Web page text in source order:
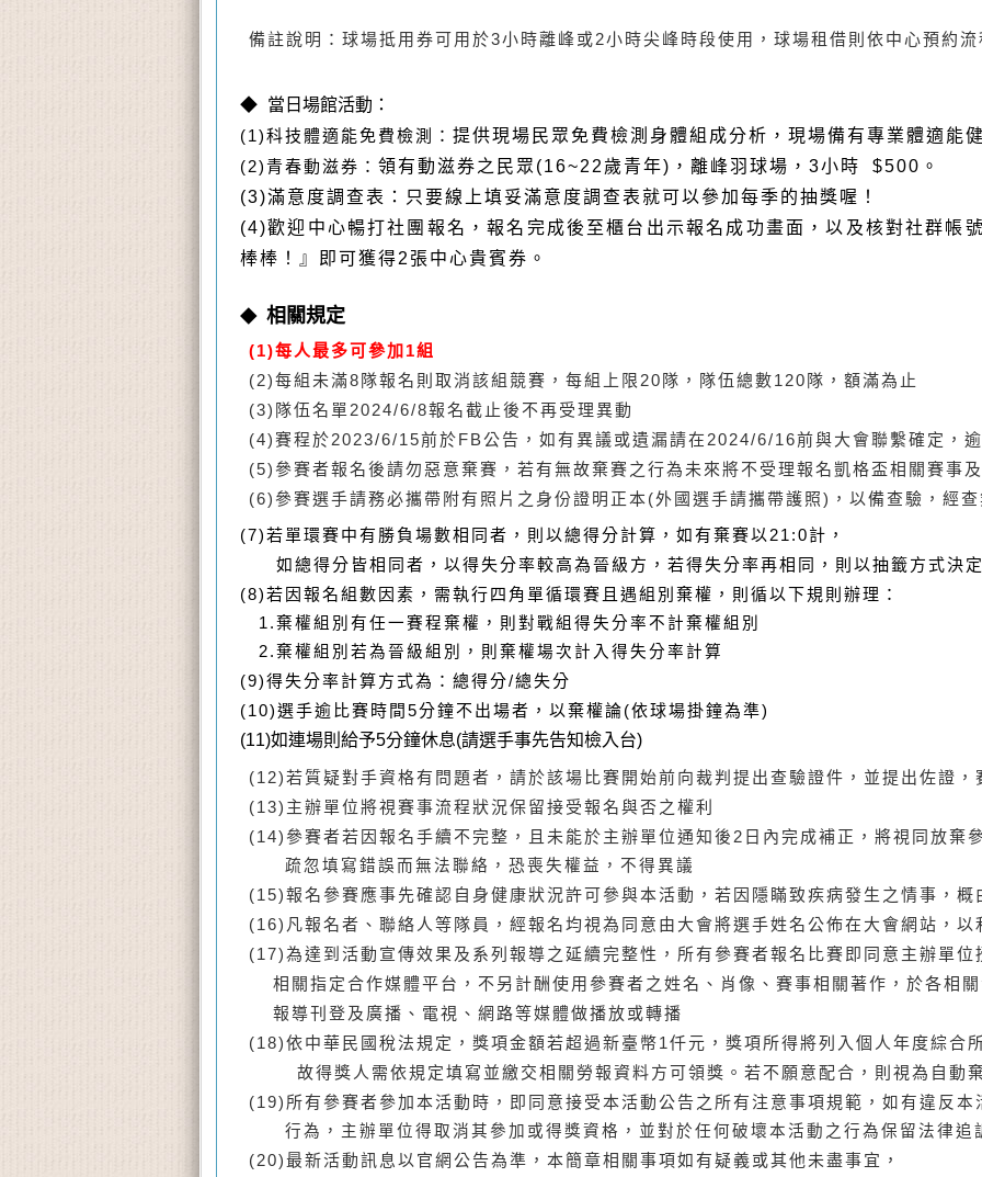
備註說明：球場抵用券可用於3小時離峰或2小時尖峰時段使用，球場租借則依中心預約
◆ 當日場館活動：
(1)科技體適能免費檢測： 提供現場民眾免費檢測身體組成分析，現場備有專業體適能
(2)青春動滋券： 領有動滋券之民眾(16~22歲青年)，離峰羽球場，3小時 $500。
(3)滿意度調查表：只要線上填妥滿意度調查表就可以參加每季的抽獎喔！
(4)歡迎中心暢打社團報名，報名完成後至櫃台出示報名成功畫面，以及核對社群帳
棒棒！』即可獲得2張中心貴賓券。
◆ 相關規定
(1)每人最多可參加1組
(2)每組未滿8隊報名則取消該組競賽，每組上限20隊，隊伍總數120隊，額滿為止
(3) 隊伍名單2024/6/8報名截止後不再受理異動
(4)賽程於2023/6/15前於FB公告，如有異議或遺漏請在2024/6/16前與大會聯繫確定，
(5) 參賽者報名後請勿惡意棄賽，若有無故棄賽之行為未來將不受理報名凱格盃相關賽事
(6) 參賽選手請務必攜帶附有照片之身份證明正本(外國選手請攜帶護照)，以備查驗，經
(7)若單環賽中有勝負場數相同者，則以總得分計算，如有棄賽以21:0計，
如總得分皆相同者，以得失分率較高為晉級方，若得失分率再相同，則以抽籤方式決
(8)若因報名組數因素，需執行四角單循環賽且遇組別棄權，則循以下規則辦理：
1.棄權組別有任一賽程棄權，則對戰組 得失分率不計棄權組別
2.棄權組別若為晉級組別，則棄權場次計入 得失分率計算
(9)得失分率計算方式為：總得分/總失分
(10)選手逾比賽時間5分鐘不出場者，以棄權論(依球場掛鐘為準)
(11)如連場則給予5分鐘休息(請選手事先告知檢入台)
(12)若質疑對手資格有問題者，請於該場比賽開始前向裁判提出查驗證件，並提出佐證，
(13)主辦單位將視賽事流程狀況保留接受報名與否之權利
(14) 參賽者若因報名手續不完整，且未能於主辦單位通知後2日內完成補正，將視同放棄
疏忽填寫錯誤而無法聯絡，恐喪失權益，不得異議
(15)報名參賽應事先確認自身健康狀況許可參與本活動，若因隱瞞致疾病發生之情事，概
(16) 凡報名者、聯絡人等隊員，經報名均視為同意由大會將選手姓名公佈在大會網站，
(17)為達到活動宣傳效果及系列報導之延續完整性，所有參賽者報名比賽即同意主辦單位
相關指定合作媒體平台，不另計酬使用參賽者之姓名、肖像、賽事相關著作，於各相
報導刊登及廣播、電視、網路等媒體做播放或轉播
(18)依中華民國稅法規定，獎項金額若超過新臺幣1仟元，獎項所得將列入個人年度綜合
故得獎人需依規定填寫並繳交相關勞報資料方可領獎。若不願意配合，則視為自動
(19) 所有參賽者參加本活動時，即同意接受本活動公告之所有注意事項規範， 如有違反本
行為，主辦單位得取消其參加或得獎資格，並對於任何破壞本活動之行為保留法律追
(20)最新活動訊息以官網公告為準，本簡章相關事項如有疑義或其他未盡事宜，